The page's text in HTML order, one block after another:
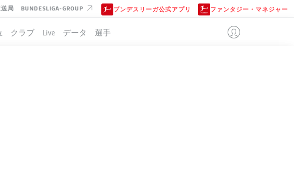
局 BUNDESLIGA-GROUP ブンデスリーガ公式アプリ ファンタジー・マネジャー
クラブ Live データ 選手
MUNICH